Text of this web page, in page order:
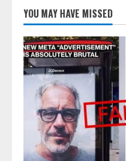
YOU MAY HAVE MISSED